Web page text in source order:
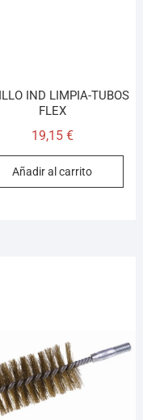
IND LIMPIA-TUBOS
FLEX
19,15 €
Añadir al carrito